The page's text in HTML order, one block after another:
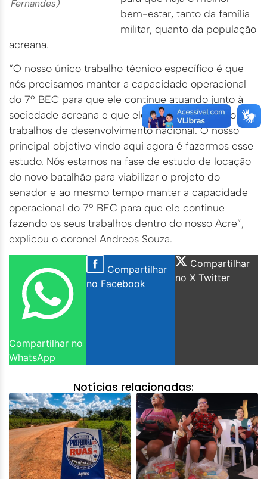
Fernandes)
bem-estar, tanto da família
militar, quanto da população
acreana.
“O nosso único trabalho técnico específico é que
nós precisamos manter a capacidade operacional
do 7º BEC para que ele continue atuando junto à
sociedade acreana e que ele continue trazendo os
trabalhos de desenvolvimento nacional. O nosso
principal objetivo vindo aqui agora é fazermos esse
estudo. Nós estamos na fase de estudo de locação
do novo batalhão para viabilizar o projeto do
senador e ao mesmo tempo manter a capacidade
operacional do 7º BEC para que ele continue
fazendo os seus trabalhos dentro do nosso Acre”,
explicou o coronel Andreos Souza.
Compartilhar no
WhatsApp
Compartilhar
no Facebook
Compartilhar
no X Twitter
Notícias relacionadas: